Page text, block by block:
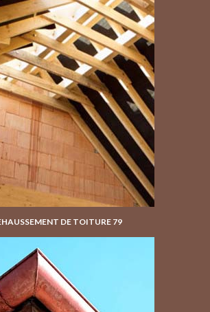
DE TOITURE 79